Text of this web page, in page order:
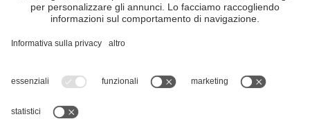
offerte su misura.
Nonostante il lavoro accurato e il costante aggiornamento dei
motivi di sicurezza, si prega di verificare chiedendo